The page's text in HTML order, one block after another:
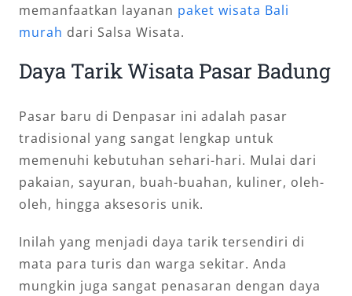
memanfaatkan layanan paket wisata Bali
murah dari Salsa Wisata.
Daya Tarik Wisata Pasar Badung
Pasar baru di Denpasar ini adalah pasar
tradisional yang sangat lengkap untuk
memenuhi kebutuhan sehari-hari. Mulai dari
pakaian, sayuran, buah-buahan, kuliner, oleh-
oleh, hingga aksesoris unik.
Inilah yang menjadi daya tarik tersendiri di
mata para turis dan warga sekitar. Anda
mungkin juga sangat penasaran dengan daya